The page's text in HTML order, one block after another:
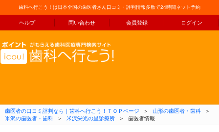
歯科へ行こう！は日本全国の歯医者さん口コミ・評判情報多数で24時間ネット予約
ヘルプ 問い合わせ 会員登録 ログイン
コンテンツへ移動
歯医者の口コミ評判なら｜歯科へ行こう！ＴＯＰページ ＞ 山形の歯医者・歯科
＞
米沢の歯医者・歯科
＞ 米沢栄光の里診療所 ＞ 歯医者情報